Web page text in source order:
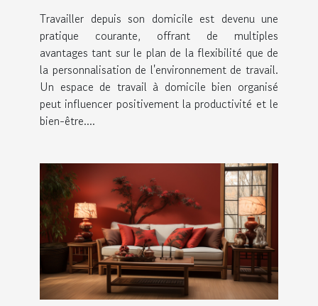
travail à domicile
Travailler depuis son domicile est devenu une
pratique courante, offrant de multiples
avantages tant sur le plan de la flexibilité que de
la personnalisation de l'environnement de travail.
Un espace de travail à domicile bien organisé
peut influencer positivement la productivité et le
bien-être....